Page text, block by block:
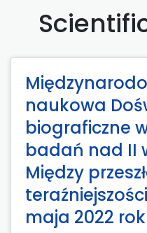
naukowa
biograficzne
badań nad II
Między
maja 2022